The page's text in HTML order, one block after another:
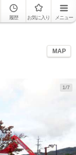
履歴 お気に入り メニュー
MAP
1/7